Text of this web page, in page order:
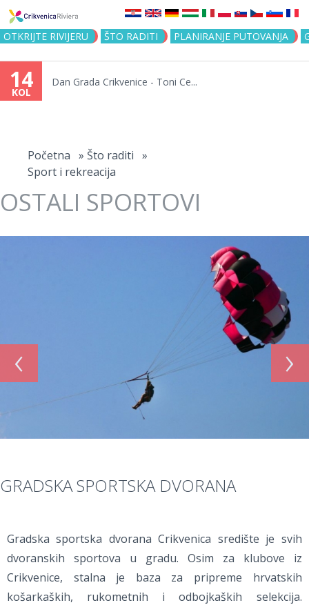
Jump to navigation
OTKRIJTE RIVIJERU ŠTO RADITI PLANIRANJE PUTOVANJA
14
KOL
Dan Grada Crikvenice - Toni Ce...
ovdje
Početna » Što raditi »
Sport i rekreacija
OSTALI SPORTOVI
‹ ›
GRADSKA SPORTSKA DVORANA
Gradska sportska dvorana Crikvenica središte je svih
dvoranskih sportova u gradu. Osim za klubove iz
Crikvenice, stalna je baza za pripreme hrvatskih
košarkaških, rukometnih i odbojkaških selekcija.